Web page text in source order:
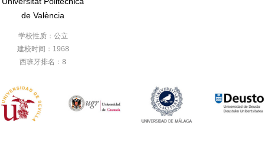
de València
学校性质：公立
建校时间：1968
西班牙排名：8